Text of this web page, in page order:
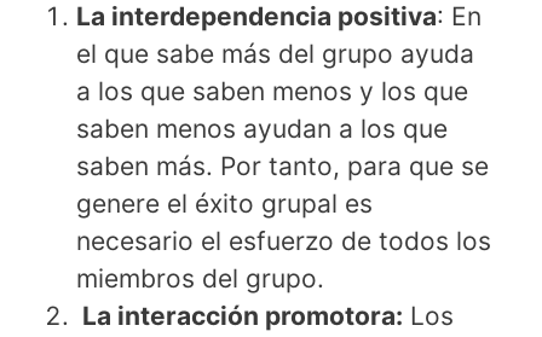
La interdependencia positiva: En
el que sabe más del grupo ayuda
a los que saben menos y los que
saben menos ayudan a los que
saben más. Por tanto, para que se
genere el éxito grupal es
necesario el esfuerzo de todos los
miembros del grupo.
La interacción promotora: Los